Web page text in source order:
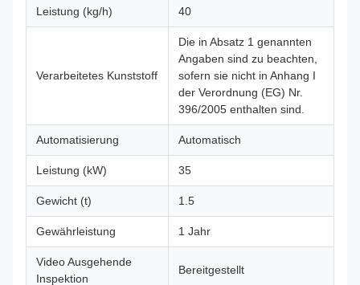
Leistung (kg/h) 40
Verarbeitetes Kunststoff
Die in Absatz 1 genannten
Angaben sind zu beachten,
sofern sie nicht in Anhang I
der Verordnung (EG) Nr.
396/2005 enthalten sind.
Automatisierung Automatisch
Leistung (kW) 35
Gewicht (t) 1.5
Gewährleistung 1 Jahr
Video Ausgehende
Inspektion
Bereitgestellt